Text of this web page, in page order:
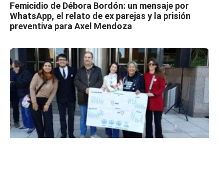
Femicidio de Débora Bordón: un mensaje por
WhatsApp, el relato de ex parejas y la prisión
preventiva para Axel Mendoza